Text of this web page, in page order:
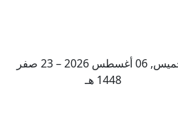
الخميس, 06 أغسطس 2026 – 23 صفر
1448 هـ